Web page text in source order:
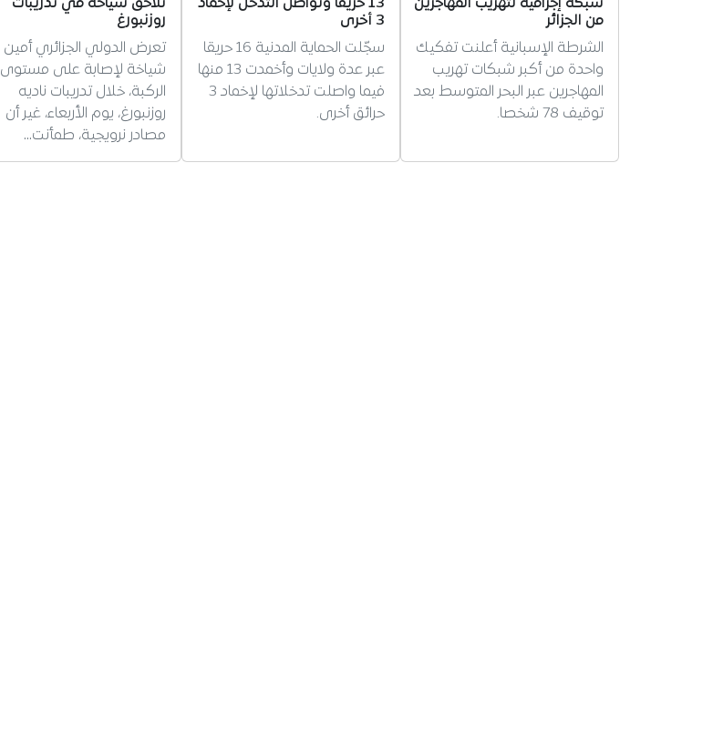
من الجزائر
الشرطة الإسبانية أعلنت تفكيك
واحدة من أكبر شبكات تهريب
المهاجرين عبر البحر المتوسط بعد
توقيف 78 شخصا.
3 أخرى
سجّلت الحماية المدنية 16 حريقا
عبر عدة ولايات وأخمدت 13 منها
فيما واصلت تدخلاتها لإخماد 3
حرائق أخرى.
روزنبورغ
تعرض الدولي الجزائري أمين
شياخة لإصابة على مستوى
الركبة، خلال تدريبات ناديه
روزنبورغ، يوم الأربعاء، غير أن
مصادر نرويجية، طمأنت…